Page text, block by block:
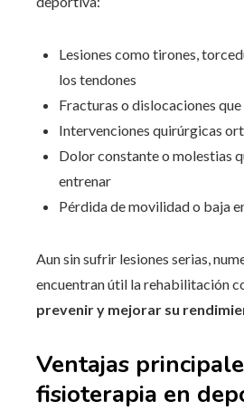
Lesiones como tirones,
los tendones
Fracturas o dislocaciones
Intervenciones quirúrgicas
Dolor constante o molestias
entrenar
Pérdida de movilidad o baja
Aun sin sufrir lesiones serias,
encuentran útil la rehabilitación
prevenir y mejorar su
Ventajas
fisioterapia en